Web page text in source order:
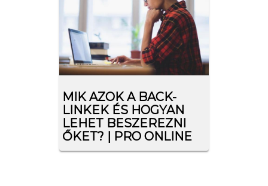
MIK AZOK A BACK-
LINKEK ÉS HOGYAN
LEHET BESZEREZNI
ŐKET? | PRO ONLINE